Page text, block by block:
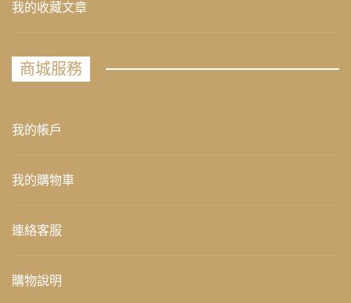
我的收藏文章
商城服務
我的帳戶
我的購物車
連絡客服
購物說明